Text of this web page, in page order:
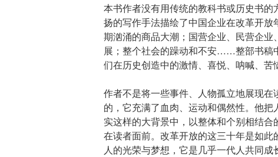
本书作者没有用传统的教科书或历史书
扬的写作手法描绘了中国企业在改革开
期汹涌的商品大潮；国营企业、民营企
展；整个社会的躁动和不安……整部书稿
们在历史创造中的激情、喜悦、呐喊、苦
作者不是将一些事件、人物孤立地展现
的，它充满了血肉、运动和偶然性。他
实这样的大背景中，以整体和个别相结
在读者面前。改革开放的这三十年是如
人的光荣与梦想，它是几乎一代人共同成